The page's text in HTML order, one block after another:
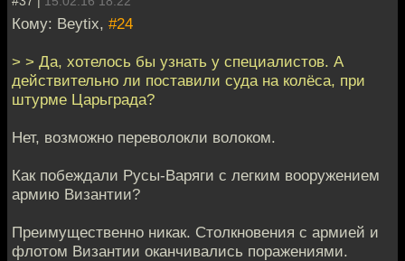
Кому: Beytix, #24
> > Да, хотелось бы узнать у специалистов. А
действительно ли поставили суда на колёса, при
штурме Царьграда?
Нет, возможно переволокли волоком.
Как побеждали Русы-Варяги с легким вооружением
армию Византии?
Преимущественно никак. Столкновения с армией и
флотом Византии оканчивались поражениями.